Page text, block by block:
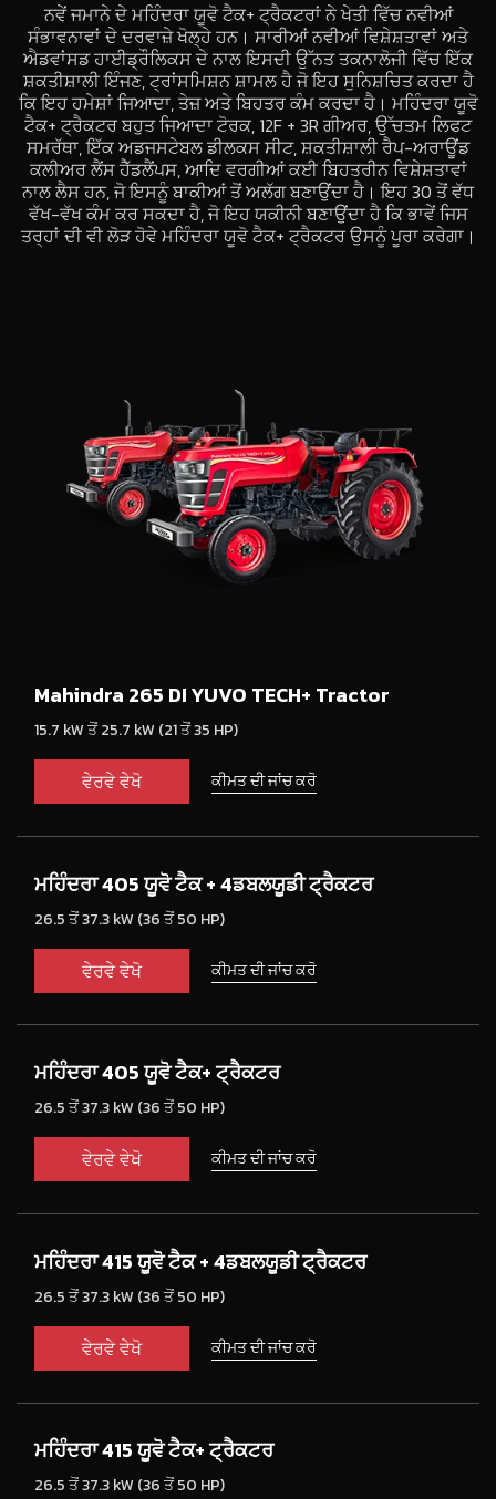
ਨਵੇਂ ਜਮਾਨੇ ਦੇ ਮਹਿੰਦਰਾ ਯੂਵੋ ਟੈਕ+ ਟ੍ਰੈਕਟਰਾਂ ਨੇ ਖੇਤੀ ਵਿੱਚ ਨਵੀਆਂ
ਸੰਭਾਵਨਾਵਾਂ ਦੇ ਦਰਵਾਜ਼ੇ ਖੋਲ੍ਹੇ ਹਨ। ਸਾਰੀਆਂ ਨਵੀਆਂ ਵਿਸ਼ੇਸ਼ਤਾਵਾਂ ਅਤੇ
ਐਡਵਾਂਸਡ ਹਾਈਡ੍ਰੌਲਿਕਸ ਦੇ ਨਾਲ ਇਸਦੀ ਉੱਨਤ ਤਕਨਾਲੋਜੀ ਵਿੱਚ ਇੱਕ
ਸ਼ਕਤੀਸ਼ਾਲੀ ਇੰਜਣ, ਟ੍ਰਾਂਸਮਿਸ਼ਨ ਸ਼ਾਮਲ ਹੈ ਜੋ ਇਹ ਸੁਨਿਸ਼ਚਿਤ ਕਰਦਾ ਹੈ
ਕਿ ਇਹ ਹਮੇਸ਼ਾਂ ਜਿਆਦਾ, ਤੇਜ਼ ਅਤੇ ਬਿਹਤਰ ਕੰਮ ਕਰਦਾ ਹੈ। ਮਹਿੰਦਰਾ ਯੂਵੋ
ਟੈਕ+ ਟ੍ਰੈਕਟਰ ਬਹੁਤ ਜਿਆਦਾ ਟੋਰਕ, 12F + 3R ਗੀਅਰ, ਉੱਚਤਮ ਲਿਫਟ
ਸਮਰੱਥਾ, ਇੱਕ ਅਡਜਸਟੇਬਲ ਡੀਲਕਸ ਸੀਟ, ਸ਼ਕਤੀਸ਼ਾਲੀ ਰੈਪ-ਅਰਾਊਂਡ
ਕਲੀਅਰ ਲੈਂਸ ਹੈੱਡਲੈਂਪਸ, ਆਦਿ ਵਰਗੀਆਂ ਕਈ ਬਿਹਤਰੀਨ ਵਿਸ਼ੇਸ਼ਤਾਵਾਂ
ਨਾਲ ਲੈਸ ਹਨ, ਜੋ ਇਸਨੂੰ ਬਾਕੀਆਂ ਤੋਂ ਅਲੱਗ ਬਣਾਉਂਦਾ ਹੈ। ਇਹ 30 ਤੋਂ ਵੱਧ
ਵੱਖ-ਵੱਖ ਕੰਮ ਕਰ ਸਕਦਾ ਹੈ, ਜੋ ਇਹ ਯਕੀਨੀ ਬਣਾਉਂਦਾ ਹੈ ਕਿ ਭਾਵੇਂ ਜਿਸ
ਤਰ੍ਹਾਂ ਦੀ ਵੀ ਲੋੜ ਹੋਵੇ ਮਹਿੰਦਰਾ ਯੂਵੋ ਟੈਕ+ ਟ੍ਰੈਕਟਰ ਉਸਨੂੰ ਪੂਰਾ ਕਰੇਗਾ।
Mahindra 265 DI YUVO TECH+ Tractor
15.7 kW ਤੋਂ 25.7 kW (21 ਤੋਂ 35 HP)
ਵੇਰਵੇ ਵੇਖੋ ਕੀਮਤ ਦੀ ਜਾਂਚ ਕਰੋ
ਮਹਿੰਦਰਾ 405 ਯੂਵੋ ਟੈਕ + 4ਡਬਲਯੂਡੀ ਟ੍ਰੈਕਟਰ
26.5 ਤੋਂ 37.3 kW (36 ਤੋਂ 50 HP)
ਵੇਰਵੇ ਵੇਖੋ ਕੀਮਤ ਦੀ ਜਾਂਚ ਕਰੋ
ਮਹਿੰਦਰਾ 405 ਯੂਵੋ ਟੈਕ+ ਟ੍ਰੈਕਟਰ
26.5 ਤੋਂ 37.3 kW (36 ਤੋਂ 50 HP)
ਵੇਰਵੇ ਵੇਖੋ ਕੀਮਤ ਦੀ ਜਾਂਚ ਕਰੋ
ਮਹਿੰਦਰਾ 415 ਯੂਵੋ ਟੈਕ + 4ਡਬਲਯੂਡੀ ਟ੍ਰੈਕਟਰ
26.5 ਤੋਂ 37.3 kW (36 ਤੋਂ 50 HP)
ਵੇਰਵੇ ਵੇਖੋ ਕੀਮਤ ਦੀ ਜਾਂਚ ਕਰੋ
ਮਹਿੰਦਰਾ 415 ਯੂਵੋ ਟੈਕ+ ਟ੍ਰੈਕਟਰ
26.5 ਤੋਂ 37.3 kW (36 ਤੋਂ 50 HP)